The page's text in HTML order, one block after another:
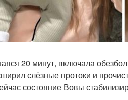
20 минут, включала
слёзные протоки и
состояние Вовы